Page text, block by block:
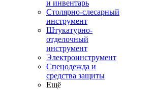
и инвентарь
Столярно-слесарный
инструмент
Штукатурно-
отделочный
инструмент
Электроинструмент
Спецодежда и
средства защиты
Ещё